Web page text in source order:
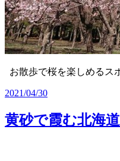
お散歩で桜を楽しめるス
2021/04/30
黄砂で霞む北海